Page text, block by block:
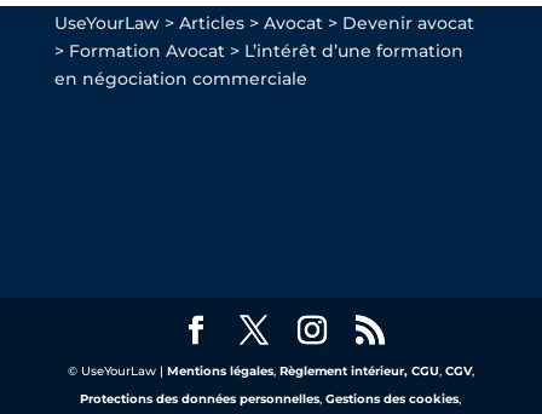
UseYourLaw> Articles> Avocat> Devenir avocat
> Formation Avocat> L’intérêt d’une formation
en négociation commerciale
© UseYourLaw | Mentions légales, Règlement intérieur, CGU, CGV,
Protections des données personnelles,Gestions des cookies,